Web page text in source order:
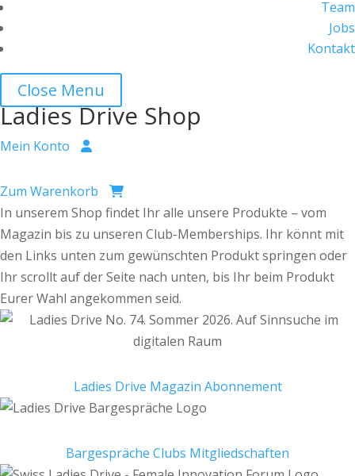
Team
Jobs
Kontakt
Close Menu
Ladies Drive Shop
Mein Konto
Zum Warenkorb
In unserem Shop findet Ihr alle unsere Produkte – vom
Magazin bis zu unseren Club-Memberships. Ihr könnt mit
den Links unten zum gewünschten Produkt springen oder
Ihr scrollt auf der Seite nach unten, bis Ihr beim Produkt
Eurer Wahl angekommen seid.
Ladies Drive Magazin Abonnement
Bargespräche Clubs Mitgliedschaften